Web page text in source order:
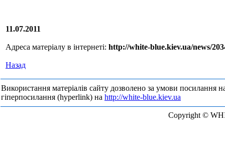
11.07.2011
Адреса матеріалу в інтернеті: http://white-blue.kiev.ua/news/
Назад
Використання матеріалів сайту дозволено за умови посилання
гіперпосилання (hyperlink) на http://white-blue.kiev.ua
Copyright ©